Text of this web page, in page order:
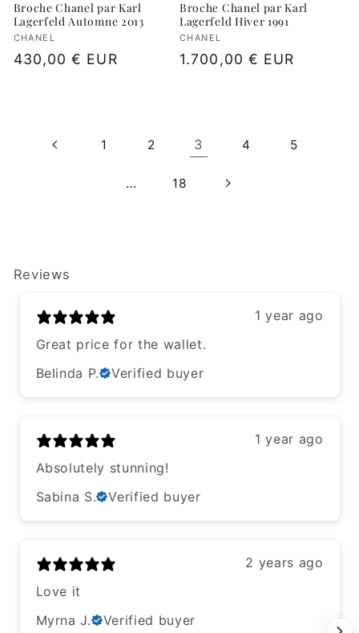
Broche Chanel par Karl
Lagerfeld Automne 2013
Fournisseur :
CHANEL
Prix
430,00 € EUR
Broche Chanel par Karl
Lagerfeld Hiver 1991
Fournisseur :
CHANEL
Prix
1.700,00 € EUR
1 2 3 4 5
… 18
Reviews
1 year ago
Great price for the wallet.
Belinda P.
Verified buyer
1 year ago
Absolutely stunning!
Sabina S.
Verified buyer
2 years ago
Love it
Myrna J.
Verified buyer